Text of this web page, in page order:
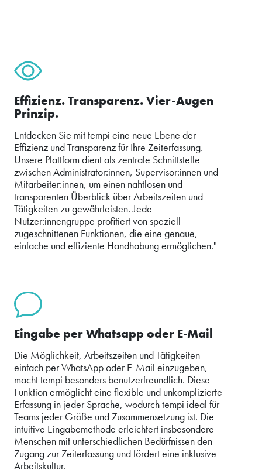
Effizienz. Transparenz. Vier-Augen
Prinzip.
Entdecken Sie mit tempi eine neue Ebene der
Effizienz und Transparenz für Ihre Zeiterfassung.
Unsere Plattform dient als zentrale Schnittstelle
zwischen Administrator:innen, Supervisor:innen und
Mitarbeiter:innen, um einen nahtlosen und
transparenten Überblick über Arbeitszeiten und
Tätigkeiten zu gewährleisten. Jede
Nutzer:innengruppe profitiert von speziell
zugeschnittenen Funktionen, die eine genaue,
einfache und effiziente Handhabung ermöglichen."
Eingabe per Whatsapp oder E-Mail
Die Möglichkeit, Arbeitszeiten und Tätigkeiten
einfach per WhatsApp oder E-Mail einzugeben,
macht tempi besonders benutzerfreundlich. Diese
Funktion ermöglicht eine flexible und unkomplizierte
Erfassung in jeder Sprache, wodurch tempi ideal für
Teams jeder Größe und Zusammensetzung ist. Die
intuitive Eingabemethode erleichtert insbesondere
Menschen mit unterschiedlichen Bedürfnissen den
Zugang zur Zeiterfassung und fördert eine inklusive
Arbeitskultur.